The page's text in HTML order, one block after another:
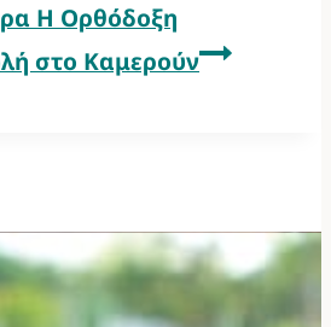
Η Ορθόδοξη
στο Καμερούν